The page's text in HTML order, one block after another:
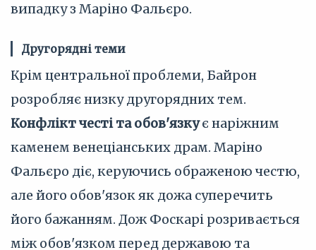
випадку з Маріно Фальєро.
Другорядні теми
Крім центральної проблеми, Байрон
розробляє низку другорядних тем.
Конфлікт честі та обов'язкує наріжним
каменем венеціанських драм. Маріно
Фальєро діє, керуючись ображеною честю,
але його обов'язок як дожа суперечить
його бажанням. Дож Фоскарі розривається
між обов'язком перед державою та